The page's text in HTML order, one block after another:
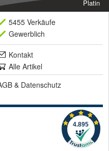
Platin
5455 Verkäufe
Gewerblich
Kontakt
Alle Artikel
& Datenschutz